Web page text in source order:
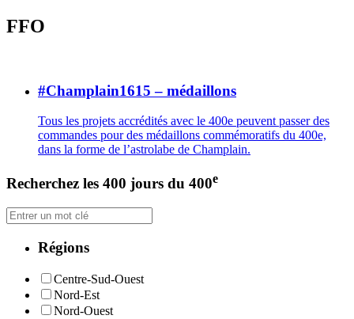
FFO
#Champlain1615 – médaillons
Tous les projets accrédités avec le 400e peuvent passer des
commandes pour des médaillons commémoratifs du 400e,
dans la forme de l’astrolabe de Champlain.
Recherchez les 400 jours du 400e
Régions
Centre-Sud-Ouest
Nord-Est
Nord-Ouest